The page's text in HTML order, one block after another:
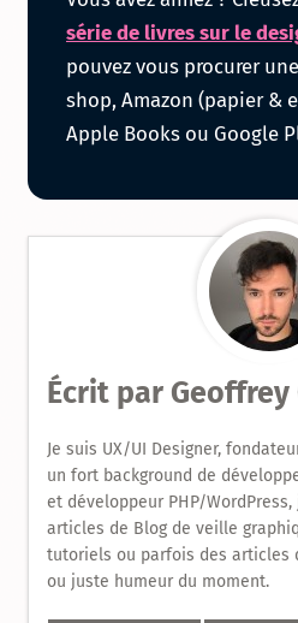
la
série
de
livres
Design
Produit
série de livres sur le
pouvez vous procurer
shop, Amazon (papier &
Apple Books ou Google
Écrit par Geoffrey
Je suis UX/UI Designer,
un fort background de
et développeur PHP/
articles de Blog de veille
tutoriels ou parfois des articles
ou juste humeur du moment.